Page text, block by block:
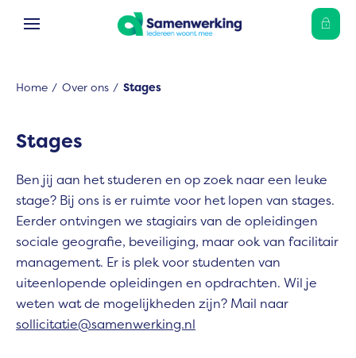
Naar de homepage
Ga naar Hoofd
Home Over ons Stages
Stages
Ben jij aan het studeren en op zoek naar een leuke
stage? Bij ons is er ruimte voor het lopen van stages.
Eerder ontvingen we stagiairs van de opleidingen
sociale geografie, beveiliging, maar ook van facilitair
management. Er is plek voor studenten van
uiteenlopende opleidingen en opdrachten. Wil je
weten wat de mogelijkheden zijn? Mail naar
sollicitatie@samenwerking.nl